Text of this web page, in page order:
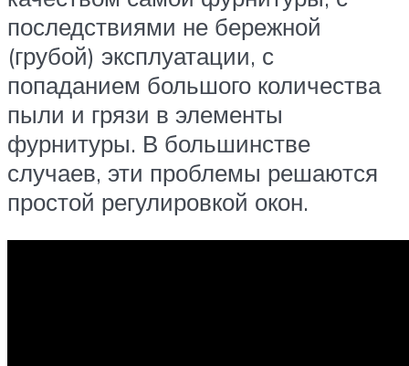
последствиями не бережной
(грубой) эксплуатации, с
попаданием большого количества
пыли и грязи в элементы
фурнитуры. В большинстве
случаев, эти проблемы решаются
простой регулировкой окон.